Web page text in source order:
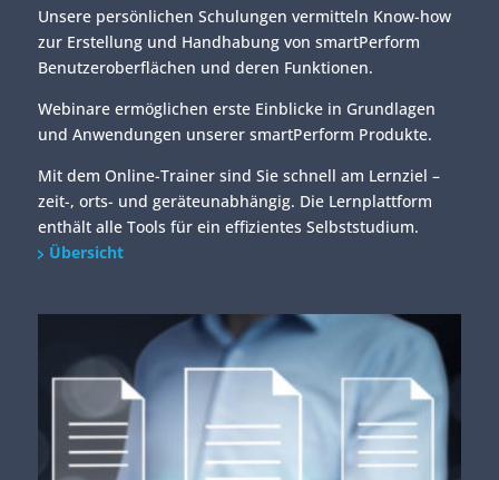
Unsere persönlichen Schulungen vermitteln Know-how
zur Erstellung und Handhabung von smartPerform
Benutzeroberflächen und deren Funktionen.
Webinare ermöglichen erste Einblicke in Grundlagen
und Anwendungen unserer smartPerform Produkte.
Mit dem Online-Trainer sind Sie schnell am Lernziel –
zeit-, orts- und geräteunabhängig. Die Lernplattform
enthält alle Tools für ein effizientes Selbststudium.
Übersicht